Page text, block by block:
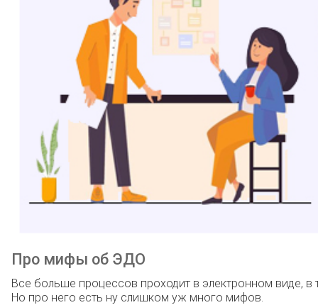
Про мифы об ЭДО
Все больше процессов проходит в электронном виде,
Но про него есть ну слишком уж много мифов.